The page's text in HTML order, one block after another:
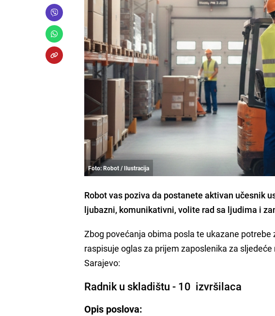
Foto: Robot / Ilustracija
Robot vas poziva da postanete aktivan učesnik
ljubazni, komunikativni, volite rad sa ljudima i
Zbog povećanja obima posla te ukazane
raspisuje oglas za prijem zaposlenika za
Sarajevo:
Radnik u skladištu - 10 izvršilaca
Opis poslova: